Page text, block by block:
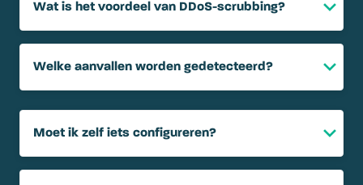
Wat is het voordeel van DDoS-scrubbing?
Welke aanvallen worden gedetecteerd?
Moet ik zelf iets configureren?